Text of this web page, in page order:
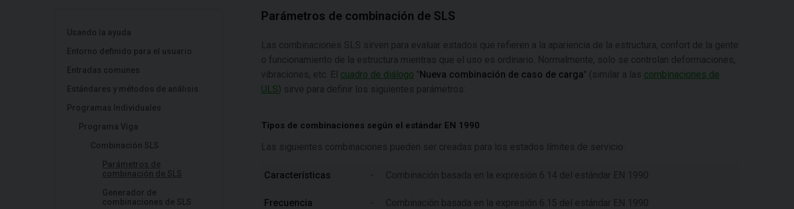
Usando la ayuda
Entorno definido para el usuario
Entradas comunes
Estándares y métodos de análisis
Programas Individuales
Programa Viga
Combinación SLS
Parámetros de
combinación de SLS
Generador de
combinaciones de SLS
Parámetros de combinación de SLS
Las combinaciones SLS sirven para evaluar estados que refieren a la apariencia de la estructura, confort de la gente
o funcionamiento de la estructura mientras que el uso es ordinario. Normalmente, solo se controlan deformaciones,
vibraciones, etc. El cuadro de diálogo "Nueva combinación de caso de carga" (similar a las combinaciones de
ULS) sirve para definir los siguientes parámetros:
Tipos de combinaciones según el estándar EN 1990
Las siguientes combinaciones pueden ser creadas para los estados límites de servicio:
Características - Combinación basada en la expresión 6.14 del estándar EN 1990
Frecuencia - Combinación basada en la expresión 6.15 del estándar EN 1990